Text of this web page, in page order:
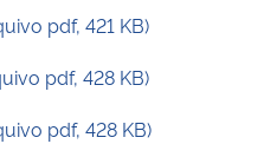
pdf, 421 KB)
pdf, 428 KB)
pdf, 428 KB)